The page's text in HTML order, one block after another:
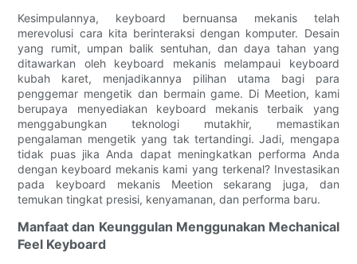
Kesimpulannya, keyboard bernuansa mekanis telah
merevolusi cara kita berinteraksi dengan komputer. Desain
yang rumit, umpan balik sentuhan, dan daya tahan yang
ditawarkan oleh keyboard mekanis melampaui keyboard
kubah karet, menjadikannya pilihan utama bagi para
penggemar mengetik dan bermain game. Di Meetion, kami
berupaya menyediakan keyboard mekanis terbaik yang
menggabungkan teknologi mutakhir, memastikan
pengalaman mengetik yang tak tertandingi. Jadi, mengapa
tidak puas jika Anda dapat meningkatkan performa Anda
dengan keyboard mekanis kami yang terkenal? Investasikan
pada keyboard mekanis Meetion sekarang juga, dan
temukan tingkat presisi, kenyamanan, dan performa baru.
Manfaat dan Keunggulan Menggunakan Mechanical
Feel Keyboard